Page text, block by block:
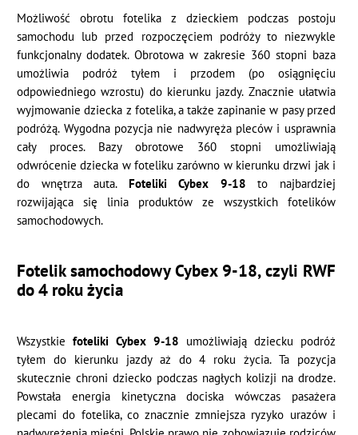
Możliwość obrotu fotelika z dzieckiem podczas postoju
samochodu lub przed rozpoczęciem podróży to niezwykle
funkcjonalny dodatek. Obrotowa w zakresie 360 stopni baza
umożliwia podróż tyłem i przodem (po osiągnięciu
odpowiedniego wzrostu) do kierunku jazdy. Znacznie ułatwia
wyjmowanie dziecka z fotelika, a także zapinanie w pasy przed
podróżą. Wygodna pozycja nie nadwyręża pleców i usprawnia
cały proces. Bazy obrotowe 360 stopni umożliwiają
odwrócenie dziecka w foteliku zarówno w kierunku drzwi jak i
do wnętrza auta. Foteliki Cybex 9-18 to najbardziej
rozwijająca się linia produktów ze wszystkich fotelików
samochodowych.
Fotelik samochodowy Cybex 9-18, czyli RWF
do 4 roku życia
Wszystkiefoteliki Cybex 9-18 umożliwiają dziecku podróż
tyłem do kierunku jazdy aż do 4 roku życia. Ta pozycja
skutecznie chroni dziecko podczas nagłych kolizji na drodze.
Powstała energia kinetyczna dociska wówczas pasażera
plecami do fotelika, co znacznie zmniejsza ryzyko urazów i